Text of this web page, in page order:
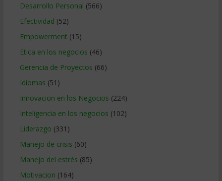
Desarrollo Personal (566)
Efectividad (52)
Empowerment (15)
Etica en los negocios (46)
Gerencia de Proyectos (66)
Idiomas (51)
Innovacion en los Negocios (224)
Inteligencia en los negocios (102)
Liderazgo (331)
Manejo de crisis (60)
Manejo del estrés (85)
Motivacion (164)